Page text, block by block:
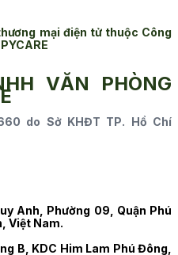
mại điện tử thuộc Công
VĂN PHÒNG
do Sở KHĐT TP. Hồ Chí
Anh, Phường 09, Quận Phú
Việt Nam.
B, KDC Him Lam Phú Đông,